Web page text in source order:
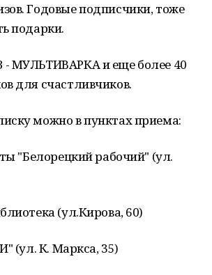
Годовые подписчики, тоже
подарки.
МУЛЬТИВАРКА и еще более 40
для счастливчиков.
можно в пунктах приема:
"Белорецкий рабочий" (ул.
(ул.Кирова, 60)
(ул. К. Маркса, 35)